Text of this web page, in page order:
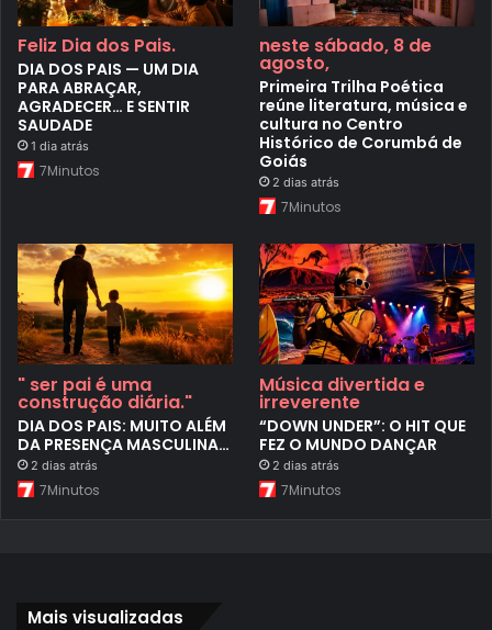
Feliz Dia dos Pais.
DIA DOS PAIS — UM DIA
PARA ABRAÇAR,
AGRADECER… E SENTIR
SAUDADE
1 dia atrás
7Minutos
neste sábado, 8 de
agosto,
Primeira Trilha Poética
reúne literatura, música e
cultura no Centro
Histórico de Corumbá de
Goiás
2 dias atrás
7Minutos
" ser pai é uma
construção diária."
DIA DOS PAIS: MUITO ALÉM
DA PRESENÇA MASCULINA…
2 dias atrás
7Minutos
Música divertida e
irreverente
“DOWN UNDER”: O HIT QUE
FEZ O MUNDO DANÇAR
2 dias atrás
7Minutos
Mais visualizadas